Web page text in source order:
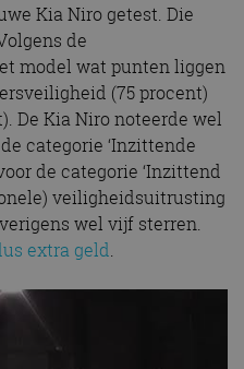
Kia Niro getest. Die
de
model wat punten liggen
(75 procent)
De Kia Niro noteerde wel
categorie ‘Inzittende
de categorie ‘Inzittend
veiligheidsuitrusting
wel vijf sterren.
extra geld.